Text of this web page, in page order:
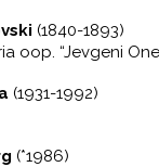
(1840-1893)
oop. “Jevgeni
(1931-1992)
(*1986)